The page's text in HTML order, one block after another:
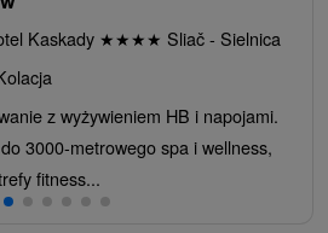
Kaskady ★★★★ Sliač - Sielnica
z wyżywieniem HB i napojami.
3000-metrowego spa i wellness,
fitness...